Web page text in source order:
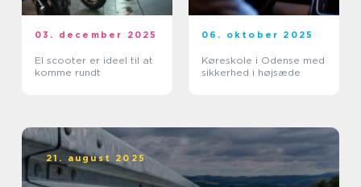
03. december 2025
El scooter er ideel til at
komme rundt
06. oktober 2025
Køreskole i Odense med
sikkerhed i højsæde
21. august 2025